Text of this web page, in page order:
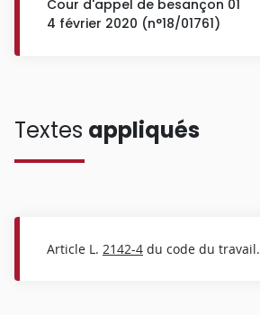
Cour d'appel de besançon 01
4 février 2020 (n°18/01761)
Textes appliqués
Article L. 2142-4 du code du travail.